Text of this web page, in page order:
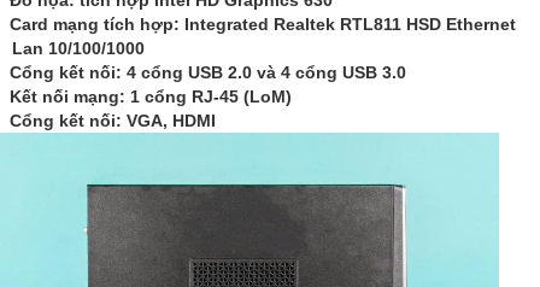
Card mạng tích hợp: Integrated Realtek RTL811 HSD Ethernet
Lan 10/100/1000
Cổng kết nối: 4 cổng USB 2.0 và 4 cổng USB 3.0
Kết nối mạng: 1 cổng RJ-45 (LoM)
Cổng kết nối: VGA, HDMI